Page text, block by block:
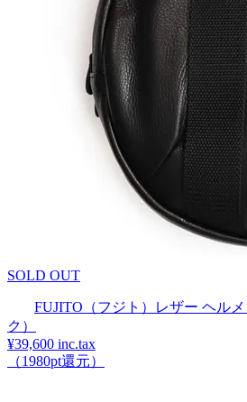
SOLD OUT
FUJITO（フジト）レザー ヘル
ク）
¥39,600 inc.tax
（1980pt還元）